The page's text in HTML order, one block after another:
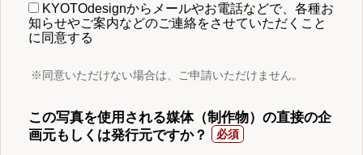
KYOTOdesignからメールやお電話などで、各種お
知らせやご案内などのご連絡をさせていただくこと
に同意する
※同意いただけない場合は、ご申請いただけません。
この写真を使用される媒体（制作物）の直接の企
画元もしくは発行元ですか？